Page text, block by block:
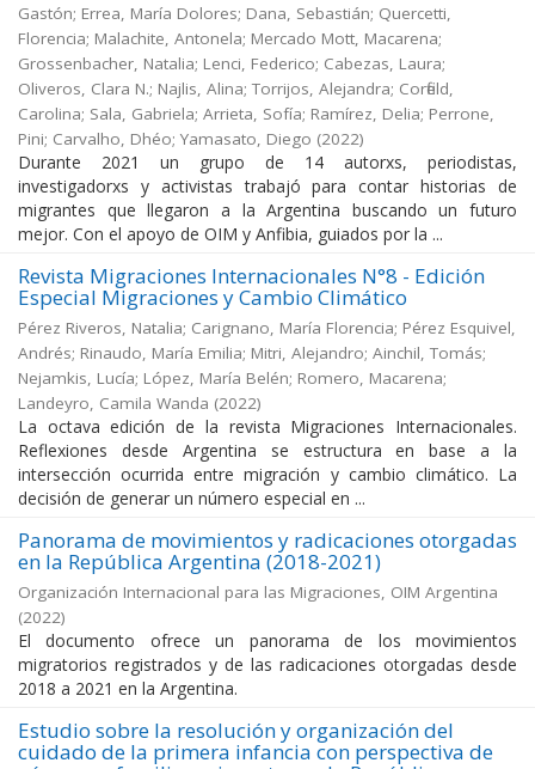
Gastón; Errea, María Dolores; Dana, Sebastián; Quercetti,
Florencia; Malachite, Antonela; Mercado Mott, Macarena;
Grossenbacher, Natalia; Lenci, Federico; Cabezas, Laura;
Oliveros, Clara N.; Najlis, Alina; Torrijos, Alejandra; Corfield,
Carolina; Sala, Gabriela; Arrieta, Sofía; Ramírez, Delia; Perrone,
Pini; Carvalho, Dhéo; Yamasato, Diego (2022)
Durante 2021 un grupo de 14 autorxs, periodistas,
investigadorxs y activistas trabajó para contar historias de
migrantes que llegaron a la Argentina buscando un futuro
mejor. Con el apoyo de OIM y Anfibia, guiados por la ...
Revista Migraciones Internacionales N°8 - Edición
Especial Migraciones y Cambio Climático
Pérez Riveros, Natalia; Carignano, María Florencia; Pérez Esquivel,
Andrés; Rinaudo, María Emilia; Mitri, Alejandro; Ainchil, Tomás;
Nejamkis, Lucía; López, María Belén; Romero, Macarena;
Landeyro, Camila Wanda (2022)
La octava edición de la revista Migraciones Internacionales.
Reflexiones desde Argentina se estructura en base a la
intersección ocurrida entre migración y cambio climático. La
decisión de generar un número especial en ...
Panorama de movimientos y radicaciones otorgadas
en la República Argentina (2018-2021)
Organización Internacional para las Migraciones, OIM Argentina
(2022)
El documento ofrece un panorama de los movimientos
migratorios registrados y de las radicaciones otorgadas desde
2018 a 2021 en la Argentina.
Estudio sobre la resolución y organización del
cuidado de la primera infancia con perspectiva de